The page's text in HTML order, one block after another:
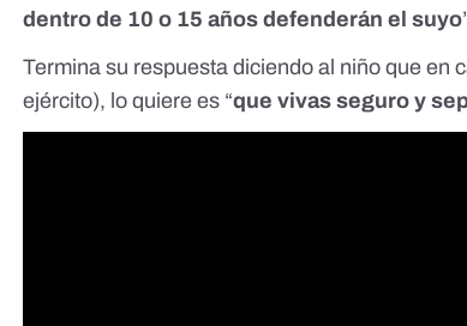
dentro de 10 o 15 años defenderán el suyo
Termina su respuesta diciendo al niño que en
ejército), lo quiere es “que vivas seguro y